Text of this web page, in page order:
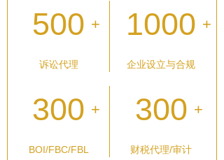
500 +
诉讼代理
1000 +
企业设立与合规
300 +
BOI/FBC/FBL
300 +
财税代理/审计